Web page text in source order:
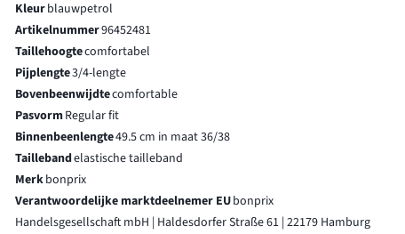
Kleurblauwpetrol
Artikelnummer96452481
Taillehoogtecomfortabel
Pijplengte3/4-lengte
Bovenbeenwijdtecomfortable
PasvormRegular fit
Binnenbeenlengte49.5 cm in maat 36/38
Taillebandelastische tailleband
Merkbonprix
Verantwoordelijke marktdeelnemer EUbonprix
Handelsgesellschaft mbH | Haldesdorfer Straße 61 | 22179 Hamburg